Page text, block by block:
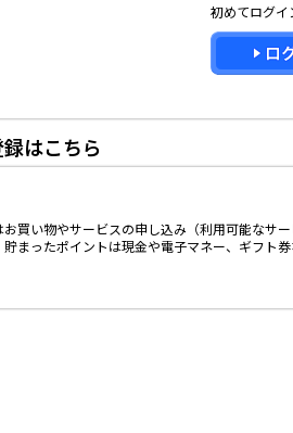
初めてログイ
はこちら
お買い物やサービスの申し込み（利用可能なサ
まったポイントは現金や電子マネー、ギフト券